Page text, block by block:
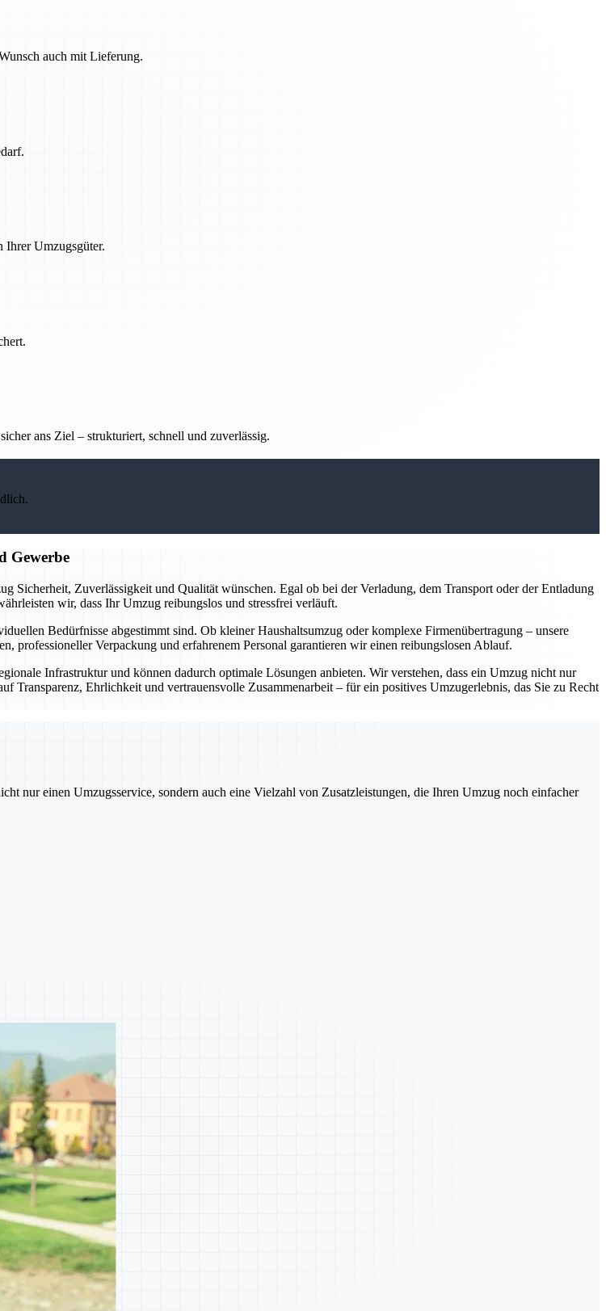
auch mit Lieferung.
Ihrer Umzugsgüter.
ans Ziel – strukturiert, schnell und zuverlässig.
Gewerbe
Sicherheit, Zuverlässigkeit und Qualität wünschen. Egal ob bei der Verladung, dem Transport oder der Entladung
wir, dass Ihr Umzug reibungslos und stressfrei verläuft.
Bedürfnisse abgestimmt sind. Ob kleiner Haushaltsumzug oder komplexe Firmenübertragung – unsere
Verpackung und erfahrenem Personal garantieren wir einen reibungslosen Ablauf.
Infrastruktur und können dadurch optimale Lösungen anbieten. Wir verstehen, dass ein Umzug nicht nur
Transparenz, Ehrlichkeit und vertrauensvolle Zusammenarbeit – für ein positives Umzugerlebnis, das Sie zu Recht
nur einen Umzugsservice, sondern auch eine Vielzahl von Zusatzleistungen, die Ihren Umzug noch einfacher